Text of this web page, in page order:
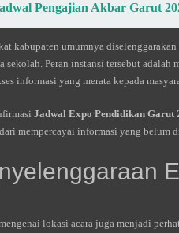
Pengajian Akbar Garut
kabupaten umumnya diselenggarakan
sekolah. Peran instansi tersebut
informasi yang merata kepada
Jadwal Expo Pendidikan Garut
mempercayai informasi yang
lokasi acara juga menjadi